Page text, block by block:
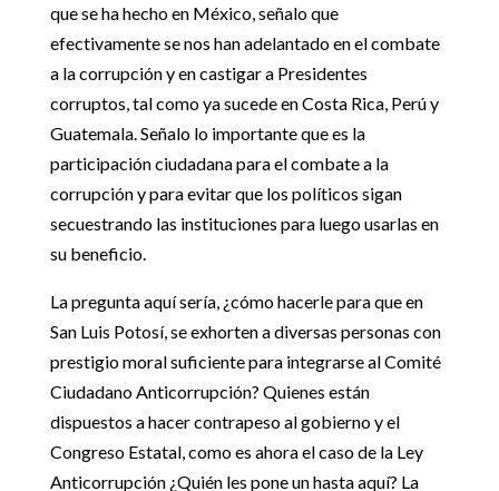
que se ha hecho en México, señalo que
efectivamente se nos han adelantado en el combate
a la corrupción y en castigar a Presidentes
corruptos, tal como ya sucede en Costa Rica, Perú y
Guatemala. Señalo lo importante que es la
participación ciudadana para el combate a la
corrupción y para evitar que los políticos sigan
secuestrando las instituciones para luego usarlas en
su beneficio.
La pregunta aquí sería, ¿cómo hacerle para que en
San Luis Potosí, se exhorten a diversas personas con
prestigio moral suficiente para integrarse al Comité
Ciudadano Anticorrupción? Quienes están
dispuestos a hacer contrapeso al gobierno y el
Congreso Estatal, como es ahora el caso de la Ley
Anticorrupción ¿Quién les pone un hasta aquí? La